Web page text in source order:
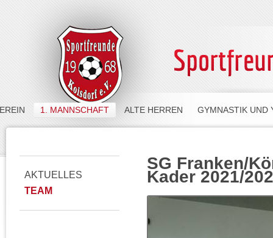
1. MANNSCHAFT ALTE HERREN GYMNASTIK UND
AKTUELLES
TEAM
SG Franken/
Kader 2021/